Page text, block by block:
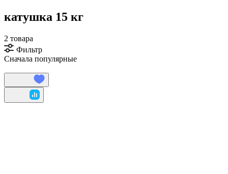
катушка 15 кг
2 товара
Фильтр
Сначала популярные